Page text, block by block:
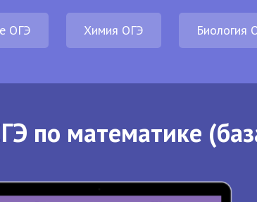
ОГЭ Химия ОГЭ Биология
по математике